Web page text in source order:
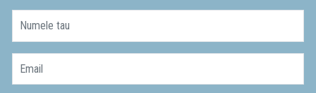
Numele tau
Email